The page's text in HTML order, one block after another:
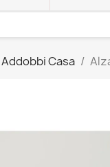
Addobbi Casa